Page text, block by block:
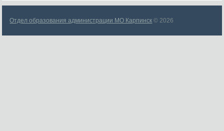
Отдел образования администрации МО Карпинск © 2026